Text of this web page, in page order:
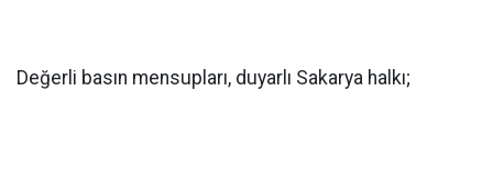
Değerli basın mensupları, duyarlı Sakarya halkı;